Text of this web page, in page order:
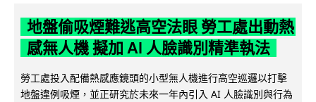
地盤偷吸煙難逃高空法眼 勞工處出動熱
感無人機 擬加 AI 人臉識別精準執法
勞工處投入配備熱感應鏡頭的小型無人機進行高空巡邏以打擊
地盤違例吸煙，並正研究於未來一年內引入 AI 人臉識別與行為